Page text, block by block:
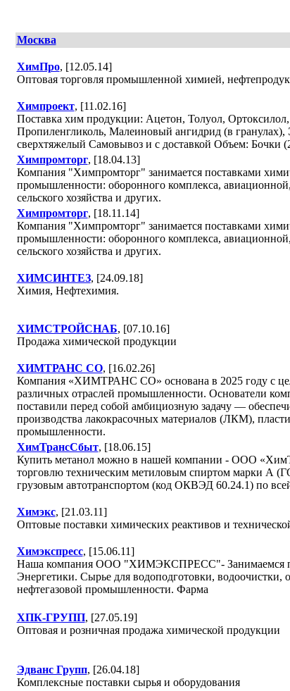
Москва
ХимПро, [12.05.14]
Оптовая торговля промышленной химией,
Химпроект, [11.02.16]
Поставка хим продукции: Ацетон, Толуол,
Пропиленгликоль, Малеиновый ангидрид (в
сверхтяжелый Самовывоз и с доставкой Объем: Бочки
Химпромторг, [18.04.13]
Компания "Химпромторг" занимается поставками
промышленности: оборонного комплекса,
сельского хозяйства и других.
Химпромторг, [18.11.14]
Компания "Химпромторг" занимается поставками
промышленности: оборонного комплекса,
сельского хозяйства и других.
ХИМСИНТЕЗ, [24.09.18]
Химия, Нефтехимия.
ХИМСТРОЙСНАБ, [07.10.16]
Продажа химической продукции
ХИМТРАНС СО, [16.02.26]
Компания «ХИМТРАНС СО» основана в 2025 году с
различных отраслей промышленности. Основатели
поставили перед собой амбициозную задачу —
производства лакокрасочных материалов (ЛКМ),
промышленности.
ХимТрансСбыт, [18.06.15]
Купить метанол можно в нашей компании - ООО
торговлю техническим метиловым спиртом марки А
грузовым автотранспортом (код ОКВЭД 60.24.1) по
Химэкс, [21.03.11]
Оптовые поставки химических реактивов и
Химэкспресс, [15.06.11]
Наша компания ООО "ХИМЭКСПРЕСС"- Занимаемся
Энергетики. Сырье для водоподготовки,
нефтегазовой промышленности. Фарма
ХПК-ГРУПП, [27.05.19]
Оптовая и розничная продажа химической продукции
Эдванс Групп, [26.04.18]
Комплексные поставки сырья и оборудования